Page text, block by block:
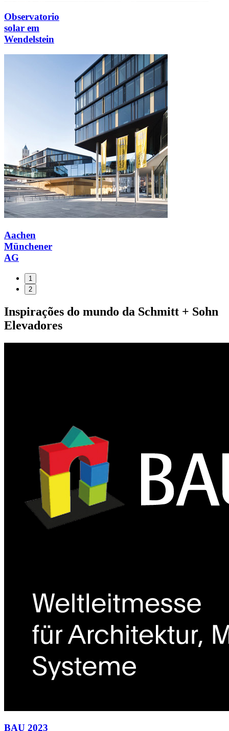
Observatorio
solar em
Wendelstein
Aachen
Münchener
AG
1
2
Inspirações do mundo da Schmitt + Sohn
Elevadores
BAU 2023